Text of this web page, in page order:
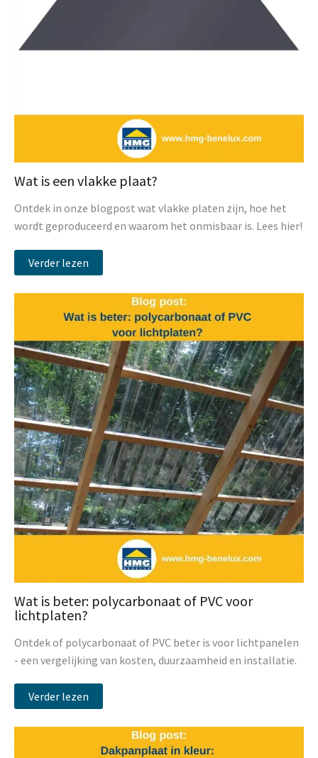
Wat is een vlakke plaat?
Ontdek in onze blogpost wat vlakke platen zijn, hoe het
wordt geproduceerd en waarom het onmisbaar is. Lees hier!
Verder lezen
Wat is beter: polycarbonaat of PVC voor
lichtplaten?
Ontdek of polycarbonaat of PVC beter is voor lichtpanelen
- een vergelijking van kosten, duurzaamheid en installatie.
Verder lezen